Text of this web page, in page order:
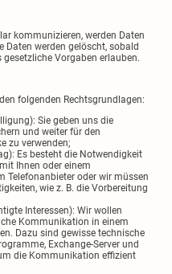
kommunizieren, werden Daten
Daten werden gelöscht, sobald
Vorgaben erlauben.
folgenden Rechtsgrundlagen:
Sie geben uns die
und weiter für den
zu verwenden;
Es besteht die Notwendigkeit
Ihnen oder einem
Telefonanbieter oder wir müssen
wie z. B. die Vorbereitung
Interessen): Wir wollen
Kommunikation in einem
Dazu sind gewisse technische
Exchange-Server und
die Kommunikation effizient